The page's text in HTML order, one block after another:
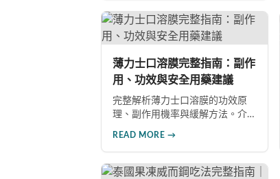
丸」。本文詳細介紹犀利士的適
用對象、劑量選擇（5mg、
20mg、雙效100mg）、正規購買
管道、服用禁忌與常見副作用，
幫助您安全用藥。
薄力士口溶膜完整指南：副作
用、功效與安全用藥建議
完整解析薄力士口溶膜的功效原
理、副作用機率與緩解方法。介
涵蓋雙效版本與其他ED藥物的詳
細比較，提供安全用藥建議與禁
READ MORE →